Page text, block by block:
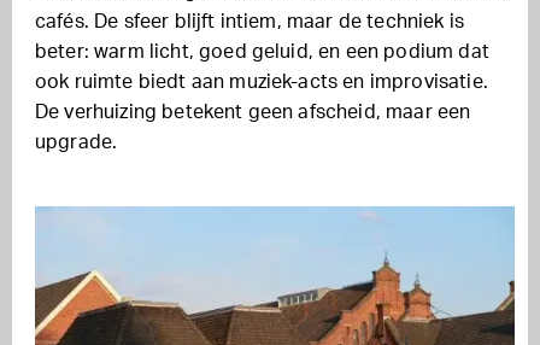
cafés. De sfeer blijft intiem, maar de techniek is
beter: warm licht, goed geluid, en een podium dat
ook ruimte biedt aan muziek-acts en improvisatie.
De verhuizing betekent geen afscheid, maar een
upgrade.